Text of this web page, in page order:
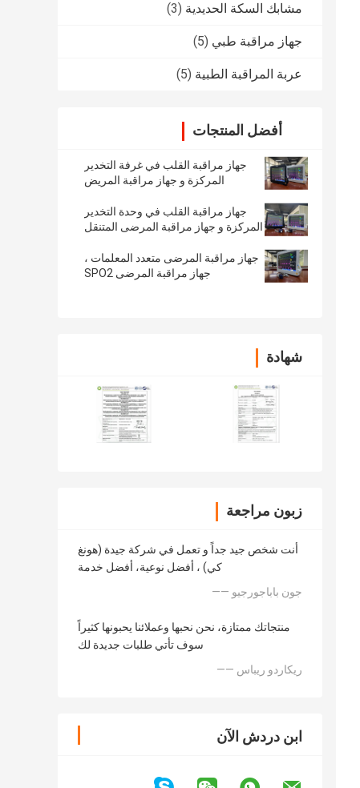
مشابك السكة الحديدية (3)
جهاز مراقبة طبي (5)
عربة المراقبة الطبية (5)
أفضل المنتجات
جهاز مراقبة القلب في غرفة التخدير
المركزة و جهاز مراقبة المريض
جهاز مراقبة القلب في وحدة التخدير
المركزة و جهاز مراقبة المرضى المتنقل
جهاز مراقبة المرضى متعدد المعلمات ،
جهاز مراقبة المرضى SPO2
شهادة
زبون مراجعة
أنت شخص جيد جداً و تعمل في شركة جيدة (هونغ
كي) ، أفضل نوعية، أفضل خدمة
—— جون باباجورجيو
منتجاتك ممتازة، نحن نحبها وعملائنا يحبونها كثيراً
سوف تأتي طلبات جديدة لك
—— ريكاردو ريباس
ابن دردش الآن